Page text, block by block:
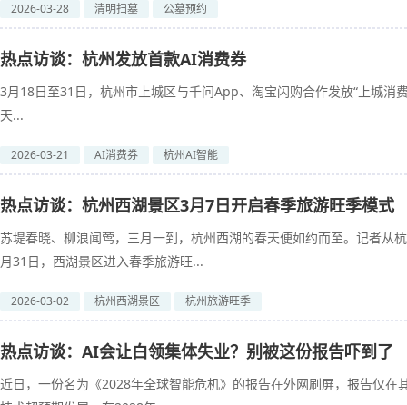
2026-03-28 清明扫墓 公墓预约
热点访谈：杭州发放首款AI消费券
3月18日至31日，杭州市上城区与千问App、淘宝闪购合作发放“上城消
天...
2026-03-21 AI消费券 杭州AI智能
热点访谈：杭州西湖景区3月7日开启春季旅游旺季模式
苏堤春晓、柳浪闻莺，三月一到，杭州西湖的春天便如约而至。记者从
月31日，西湖景区进入春季旅游旺...
2026-03-02 杭州西湖景区 杭州旅游旺季
热点访谈：AI会让白领集体失业？别被这份报告吓到了
近日，一份名为《2028年全球智能危机》的报告在外网刷屏，报告仅